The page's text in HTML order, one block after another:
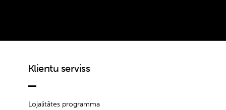
Klientu serviss
Lojalitātes programma